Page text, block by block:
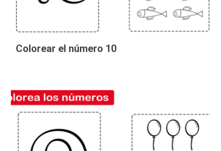
Colorear el número 10